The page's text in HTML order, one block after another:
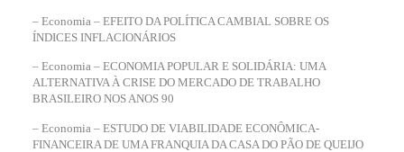
– Economia – EFEITO DA POLÍTICA CAMBIAL SOBRE OS
ÍNDICES INFLACIONÁRIOS
– Economia – ECONOMIA POPULAR E SOLIDÁRIA: UMA
ALTERNATIVA À CRISE DO MERCADO DE TRABALHO
BRASILEIRO NOS ANOS 90
– Economia – ESTUDO DE VIABILIDADE ECONÔMICA-
FINANCEIRA DE UMA FRANQUIA DA CASA DO PÃO DE QUEIJO